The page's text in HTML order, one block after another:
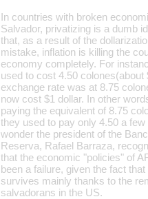
In countries with broken
Salvador, privatizing is a dumb
that, as a result of the
mistake, inflation is killing the
economy completely. For
used to cost 4.50 colones(about
exchange rate was at 8.75
now cost $1 dollar. In other
paying the equivalent of 8.75
they used to pay only 4.50 a
wonder the president of the
Reserva, Rafael Barraza,
that the economic "policies" of
been a failure, given the fact
survives mainly thanks to the
salvadorans in the US.